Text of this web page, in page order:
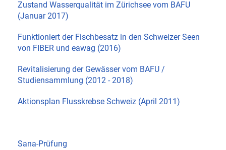
Zustand Wasserqualität im Zürichsee vom BAFU
(Januar 2017)
Funktioniert der Fischbesatz in den Schweizer Seen
von FIBER und eawag (2016)
Revitalisierung der Gewässer vom BAFU /
Studiensammlung (2012 - 2018)
Aktionsplan Flusskrebse Schweiz (April 2011)
Sana-Prüfung